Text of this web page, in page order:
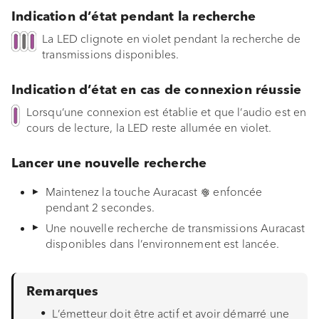
i
d
e
a
h
Mise en service
Bluetooth
Application sonoro VIBES
Protection antivol
Étui de transport
Indication d’état pendant la recherche
La LED clignote en violet pendant la recherche de
transmissions disponibles.
Indication d’état en cas de connexion réussie
Lorsqu’une connexion est établie et que l’audio est en
cours de lecture, la LED reste allumée en violet.
Lancer une nouvelle recherche
Maintenez la touche Auracast
enfoncée
pendant 2 secondes.
Une nouvelle recherche de transmissions Auracast
disponibles dans l’environnement est lancée.
Remarques
L’émetteur doit être actif et avoir démarré une